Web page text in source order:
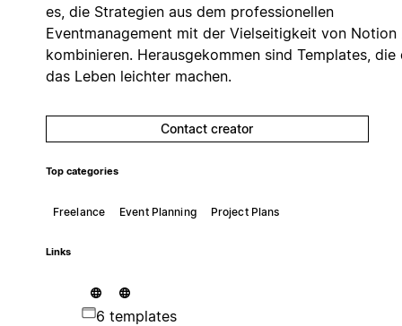
es, die Strategien aus dem professionellen
Eventmanagement mit der Vielseitigkeit von Notion
kombinieren. Herausgekommen sind Templates, die
das Leben leichter machen.
Contact creator
Top categories
Freelance Event Planning Project Plans
Links
6 templates